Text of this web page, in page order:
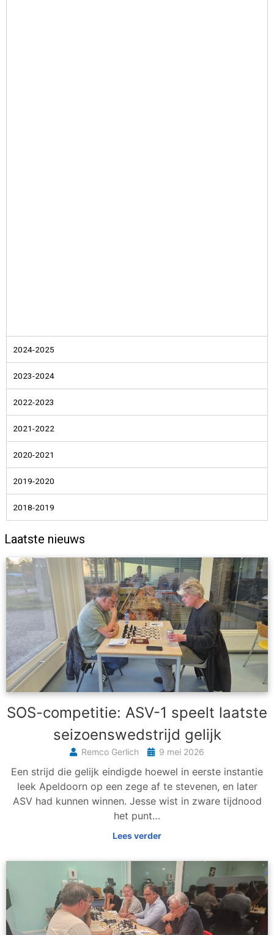
2024-2025
2023-2024
2022-2023
2021-2022
2020-2021
2019-2020
2018-2019
Laatste nieuws
SOS-competitie: ASV-1 speelt laatste
seizoenswedstrijd gelijk
Remco Gerlich 9 mei 2026
Een strijd die gelijk eindigde hoewel in eerste instantie
leek Apeldoorn op een zege af te stevenen, en later
ASV had kunnen winnen. Jesse wist in zware tijdnood
het punt…
Lees verder